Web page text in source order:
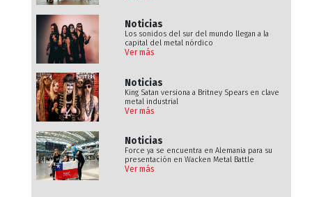
Noticias
Los sonidos del sur del mundo llegan a la
capital del metal nórdico
Ver más
Noticias
King Satan versiona a Britney Spears en clave
metal industrial
Ver más
Noticias
Force ya se encuentra en Alemania para su
presentación en Wacken Metal Battle
Ver más